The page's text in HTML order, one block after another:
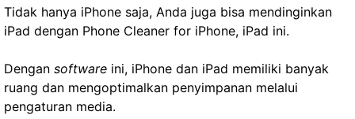
Tidak hanya iPhone saja, Anda juga bisa mendinginkan
iPad dengan Phone Cleaner for iPhone, iPad ini.
Dengan software ini, iPhone dan iPad memiliki banyak
ruang dan mengoptimalkan penyimpanan melalui
pengaturan media.